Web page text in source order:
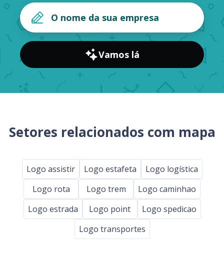
Vamos lá
Setores relacionados com mapa
Logo assistir Logo estafeta
Logo logística
Logo rota
Logo trem
Logo caminhao
Logo estrada
Logo point
Logo spedicao
Logo transportes